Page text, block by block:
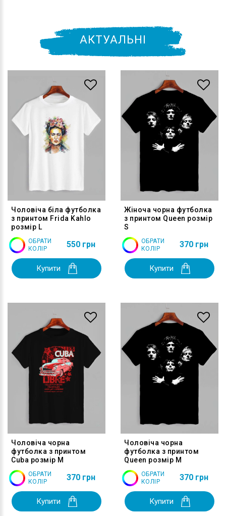
АКТУАЛЬНІ
Чоловіча біла футболка
з принтом Frida Kahlo
розмір L
ОБРАТИ
КОЛІР
550 грн
Купити
Жіноча чорна футболка
з принтом Queen розмір
S
ОБРАТИ
КОЛІР
370 грн
Купити
Чоловіча чорна
футболка з принтом
Cuba розмір M
ОБРАТИ
КОЛІР
370 грн
Купити
Чоловіча чорна
футболка з принтом
Queen розмір M
ОБРАТИ
КОЛІР
370 грн
Купити